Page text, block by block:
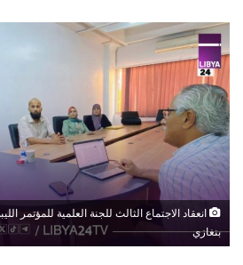
انعقاد الاجتماع الثالث للجنة العلمية للمؤتمر
بنغازي